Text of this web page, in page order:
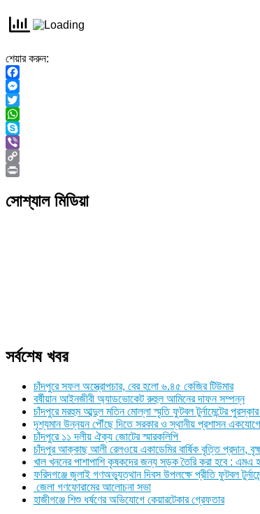
শেয়ার করুন:
Facebook
Messenger
Twitter
WhatsApp
Skype
Viber
Copy
সোশ্যাল মিডিয়া
সর্বশেষ খবর
চাঁদপুরে সফল অস্ত্রোপচার, বের হলো ৬.৪৫ কেজির টিউমার
বর্ষীয়ান আইনজীবী অ্যাডভোকেট রুহুল আমিনের দাফন সম্পন্ন
চাঁদপুরে মরহুম আব্দুল মতিন মোল্লা স্মৃতি ফুটবল টুর্নামেন্টের
দৃশ্যমান উন্নয়ন পৌঁছে দিতে সরকার ও স্থানীয় প্রশাসন
চাঁদপুরে ১১ দলীয় ঐক্য জোটের স্মারকলিপি
চাঁদপুর আক্কাছ আলী রেলওয়ে একাডেমির বার্ষিক বৃত্তি প্রদান,
খাল খননের পাশাপাশি কৃষকদের জন্য সড়ক তৈরি করা হবে : এমএ
ফরিদগঞ্জে জুলাই গণঅভ্যুত্থান দিবস উপলক্ষে প্রীতি ফুটবল
জেলা গণফোরামের আলোচনা সভা
হাজীগঞ্জে শিশু ধর্ষণের অভিযোগে কেয়ারটেকার গ্রেফতার